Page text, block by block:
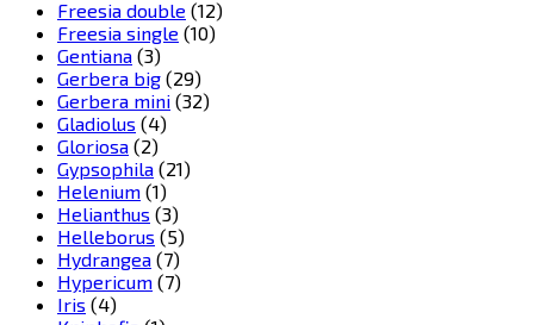
Freesia double (12)
Freesia single (10)
Gentiana (3)
Gerbera big (29)
Gerbera mini (32)
Gladiolus (4)
Gloriosa (2)
Gypsophila (21)
Helenium (1)
Helianthus (3)
Helleborus (5)
Hydrangea (7)
Hypericum (7)
Iris (4)